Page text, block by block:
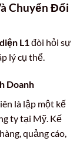
Chuyển Đổi
L1đòi hỏi sự
lý cụ thể.
Doanh
là lập một kế
ty tại Mỹ. Kế
quảng cáo,